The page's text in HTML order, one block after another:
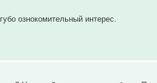
ознокомительный интерес.